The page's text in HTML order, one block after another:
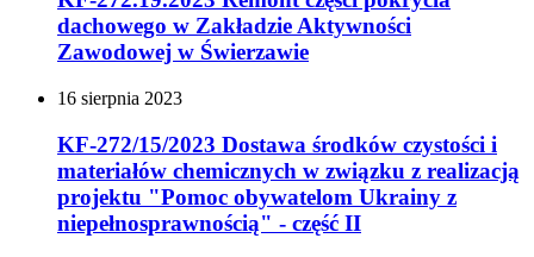
dachowego w Zakładzie Aktywności
Zawodowej w Świerzawie
16 sierpnia 2023
KF-272/15/2023 Dostawa środków czystości i
materiałów chemicznych w związku z realizacją
projektu "Pomoc obywatelom Ukrainy z
niepełnosprawnością" - część II